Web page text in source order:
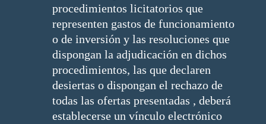
procedimientos licitatorios que
representen gastos de funcionamiento
o de inversión y las resoluciones que
dispongan la adjudicación en dichos
procedimientos, las que declaren
desiertas o dispongan el rechazo de
todas las ofertas presentadas , deberá
establecerse un vínculo electrónico